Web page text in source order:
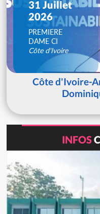
31 Juillet
2026
PREMIERE
DAME CI
Côte d'Ivoire
Côte d'Ivoire-
INFOS